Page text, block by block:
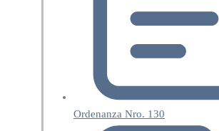
Ordenanza Nro. 130